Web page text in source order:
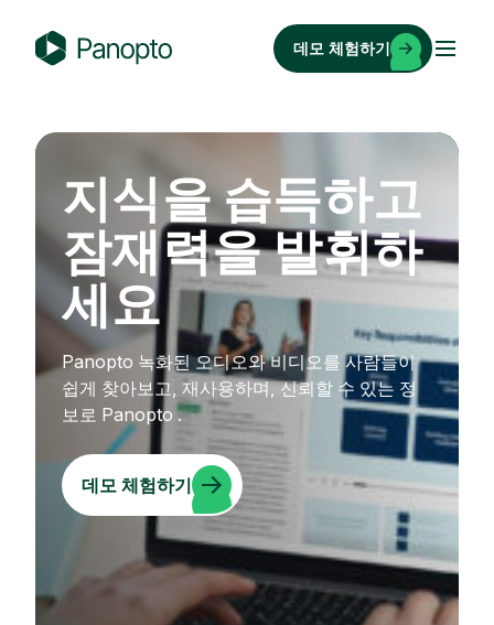
n
데모 체험하기
지식을 습득하고
잠재력을 발휘하
세요
Panopto 녹화된 오디오와 비디오를 사람들이
쉽게 찾아보고, 재사용하며, 신뢰할 수 있는 정
보로 Panopto .
데모 체험하기